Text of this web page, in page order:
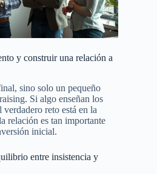
y construir una relación a
sino solo un pequeño
Si algo enseñan los
reto está en la
relación es tan importante
inicial.
entre insistencia y